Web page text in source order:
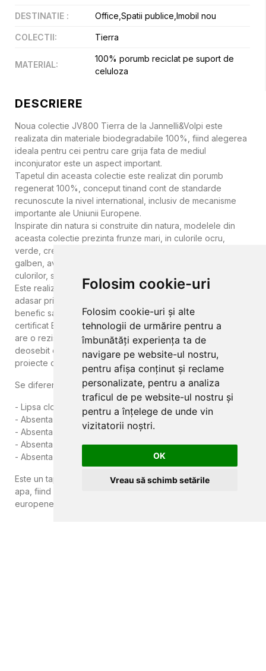
Folosim cookie-uri
Folosim cookie-uri și alte
tehnologii de urmărire pentru a
îmbunătăți experiența ta de
navigare pe website-ul nostru,
pentru afișa conținut și reclame
personalizate, pentru a analiza
traficul de pe website-ul nostru și
pentru a înțelege de unde vin
vizitatorii noștri.
OK
Vreau să schimb setările
DESCRIERE
Noua colectie JV800 Tierra de la Jannelli&Volpi este
realizata din materiale biodegradabile 100%, fiind alegerea
ideala pentru cei pentru care grija fata de mediul
inconjurator este un aspect important.
Tapetul din aceasta colectie este realizat din porumb
regenerat 100%, conceput tinand cont de standarde
recunoscute la nivel international, inclusiv de mecanisme
importante ale Uniunii Europene.
Inspirate din natura si construite din natura, modelele din
aceasta colectie prezinta frunze mari, in culorile ocru,
verde, crem sau albastru robust, accentuate de nuante de
galben, avand la baza principiul sustenabilitatii in realizarea
culorilor, suporturilor si a modalitatilor de procesare utilizate.
Este realizat pe suport de celuloza, fara continut PVC,
adasar prin montarea lui veti construi un mediu ecologic
benefic sanatatii. Are o mare rezistenta la abraziune, este
certificat BS1-D0 in ceea ce priveste clasa de ignifugare si
are o rezistenta mecanica la rupere. Prin urmare, este
deosebit de potrivit pentru aplicarea in medii publice,
proiecte contractuale si pentru uz rezidential.
Se diferentiaza prin:
- Lipsa clorurii de polivinil
- Absenta ftalatilor
- Absenta azodicarbonamidelor
- Absenta materialului organic
- Absenta metalelor grele
Este un tapet cu modele imprimate cu cerneluri pe baza de
apa, fiind realizat in conformitate cu reglementarile
europene privind emisiile in interior.
DESTINATIE : Office,Spatii publice,Imobil nou
COLECTII: Tierra
MATERIAL:
100% porumb reciclat pe suport de
celuloza